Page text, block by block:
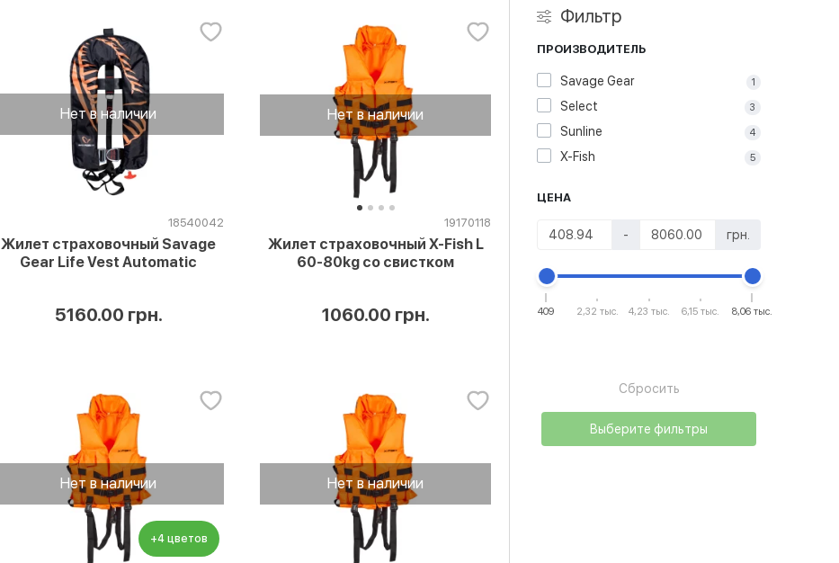
Фильтр
ПРОИЗВОДИТЕЛЬ
Savage Gear 1
Select 3
Sunline 4
X-Fish 5
ЦЕНА
- грн.
409 2,32 тыс. 4,23 тыс. 6,15 тыс. 8,06 тыс.
Сбросить
Выберите фильтры
Нет в наличии
18540042
Жилет страховочный Savage
Gear Life Vest Automatic
5160.00 грн.
Нет в наличии
19170118
Жилет страховочный X-Fish L
60-80kg со свистком
1060.00 грн.
Нет в наличии
+4 цветов
Нет в наличии